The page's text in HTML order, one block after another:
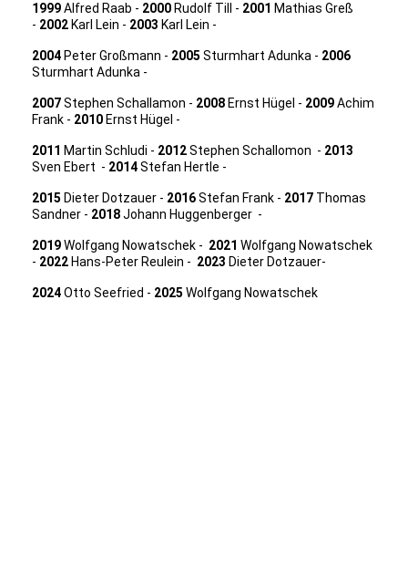
1999Alfred Raab - 2000 Rudolf Till - 2001 Mathias Greß
- 2002 Karl Lein - 2003 Karl Lein -
2004 Peter Großmann - 2005 Sturmhart Adunka - 2006
Sturmhart Adunka -
2007Stephen Schallamon - 2008 Ernst Hügel - 2009Achim
Frank - 2010 Ernst Hügel -
2011 Martin Schludi - 2012Stephen Schallomon - 2013
Sven Ebert - 2014Stefan Hertle -
2015 Dieter Dotzauer - 2016Stefan Frank - 2017 Thomas
Sandner - 2018Johann Huggenberger -
2019Wolfgang Nowatschek - 2021 Wolfgang Nowatschek
- 2022 Hans-Peter Reulein - 2023 Dieter Dotzauer-
2024Otto Seefried - 2025 Wolfgang Nowatschek